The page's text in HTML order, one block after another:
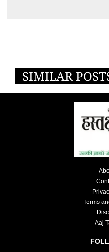
SIMILAR
Terms
Aaj